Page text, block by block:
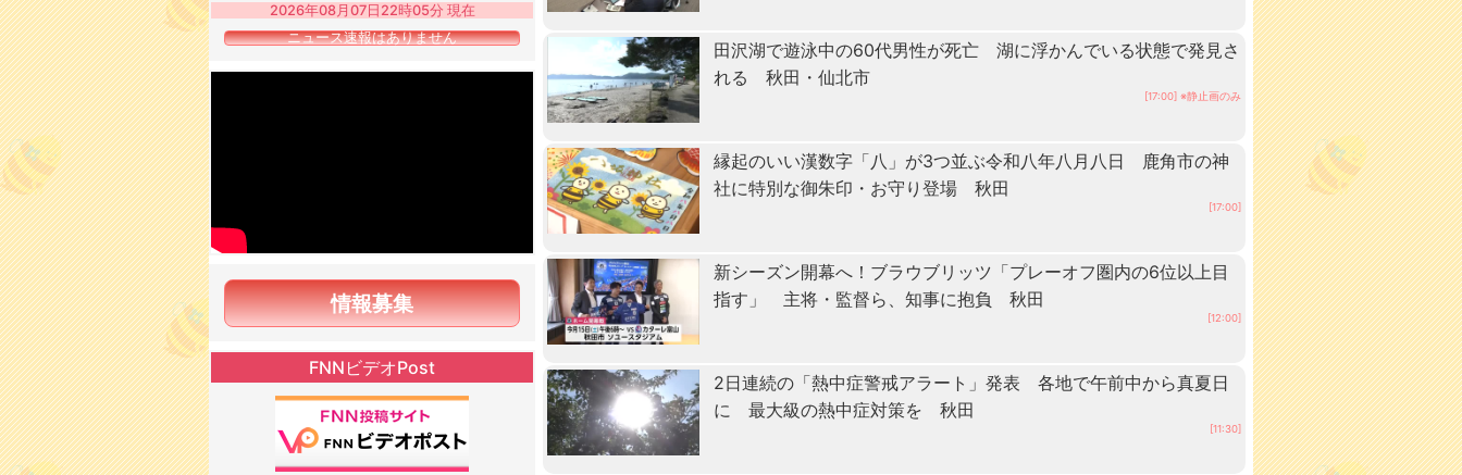
田沢湖で遊泳中の60代男性が死亡 湖に浮かんでいる状態で発見さ
れる 秋田・仙北市
[17:00] ※静止画のみ
縁起のいい漢数字「八」が3つ並ぶ令和八年八月八日 鹿角市の神
社に特別な御朱印・お守り登場 秋田
[17:00]
新シーズン開幕へ！ブラウブリッツ「プレーオフ圏内の6位以上目
指す」 主将・監督ら、知事に抱負 秋田
[12:00]
2日連続の「熱中症警戒アラート」発表 各地で午前中から真夏日
に 最大級の熱中症対策を 秋田
[11:30]
2026年08月07日22時05分 現在
ニュース速報はありません
情報募集
FNNビデオPost